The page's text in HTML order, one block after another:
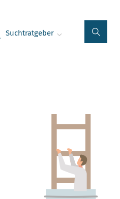
Suchtratgeber